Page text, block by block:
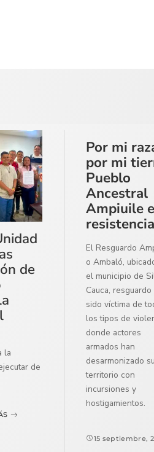
de
la
de
Por mi
por mi
Pueblo
Ancestral
Ampiuile
resistencia
El Resguardo
o Ambaló,
el municipio de
Cauca, resguardo
sido víctima de
los tipos de
donde actores
armados han
desarmonizado su
territorio con
incursiones y
hostigamientos.
15 septiembre,